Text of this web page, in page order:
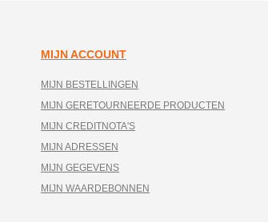
MIJN ACCOUNT
MIJN BESTELLINGEN
MIJN GERETOURNEERDE PRODUCTEN
MIJN CREDITNOTA'S
MIJN ADRESSEN
MIJN GEGEVENS
MIJN WAARDEBONNEN